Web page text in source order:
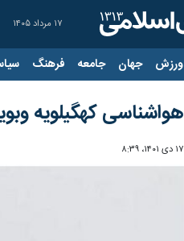
۱۷ مرداد ۱۴۰۵
ورزش جهان جامعه فرهنگ
هواشناسی کهگیلویه
۱۷ دی ۱۴۰۱، ۸:۳۹